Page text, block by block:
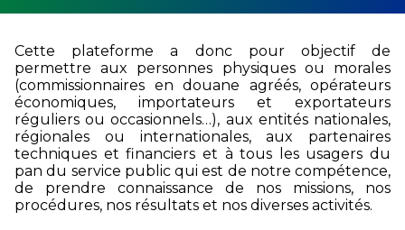
Cette plateforme a donc pour objectif de
permettre aux personnes physiques ou morales
(commissionnaires en douane agréés, opérateurs
économiques, importateurs et exportateurs
réguliers ou occasionnels…), aux entités nationales,
régionales ou internationales, aux partenaires
techniques et financiers et à tous les usagers du
pan du service public qui est de notre compétence,
de prendre connaissance de nos missions, nos
procédures, nos résultats et nos diverses activités.